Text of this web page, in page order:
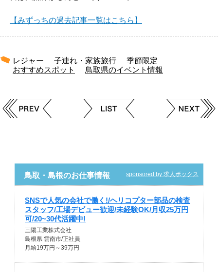
【みずっちの過去記事一覧はこちら】
レジャー 子連れ・家族旅行
季節限定
おすすめスポット
鳥取県のイベント情報
鳥取・島根のお仕事情報 sponsored by 求人ボックス
SNSで人気の会社で働く!/ヘリコプター部品の検査
スタッフ/工場デビュー歓迎/未経験OK/月収25万円
可/20~30代活躍中!
三陽工業株式会社
島根県 雲南市/正社員
月給19万円～39万円